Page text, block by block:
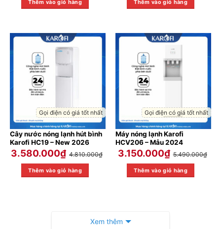
Thêm vào giỏ hàng Thêm vào giỏ hàng
Gọi điện có giá tốt nhất
Cây nước nóng lạnh hút bình
Karofi HC19 – New 2026
3.580.000₫ 4.810.000₫
Thêm vào giỏ hàng
Gọi điện có giá tốt nhất
Máy nóng lạnh Karofi
HCV206 – Mẫu 2024
3.150.000₫ 5.490.000₫
Thêm vào giỏ hàng
Xem thêm